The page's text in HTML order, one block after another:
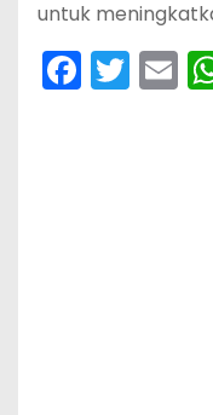
untuk
F
a
T
w
E